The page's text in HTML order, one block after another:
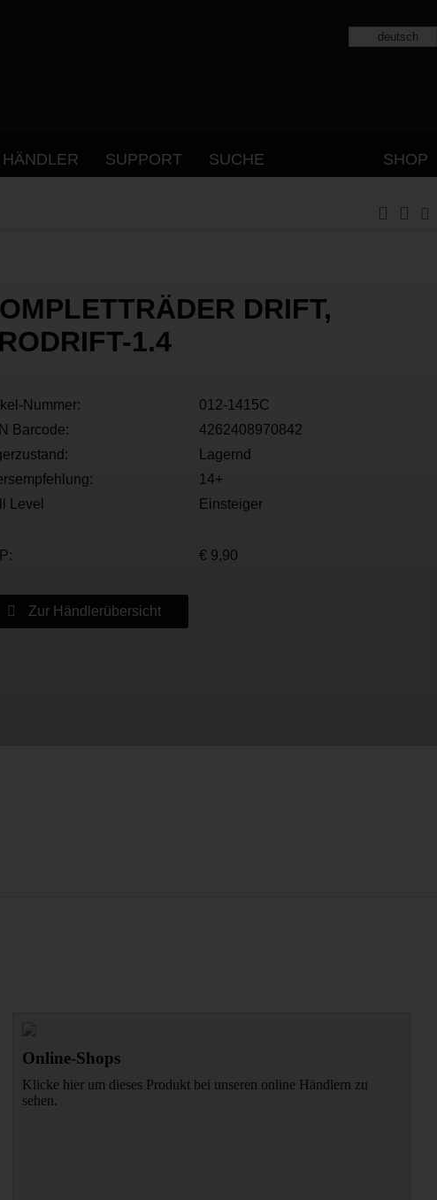
deutsch
HÄNDLER SUPPORT SUCHE SHOP
DRIFT,
1.4
Nummer:
012-1415C
Barcode:
4262408970842
Lagernd
14+
Level
Einsteiger
€ 9,90
Zur Händlerübersicht
Online-Shops
Klicke hier um dieses Produkt bei unseren online Händlern zu
sehen.